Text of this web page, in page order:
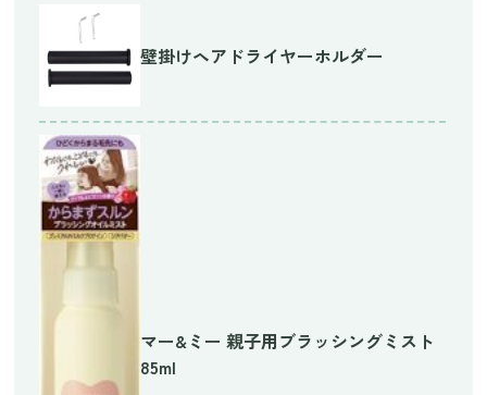
壁掛けヘアドライヤーホルダー
マー&ミー 親子用ブラッシングミスト
85ml